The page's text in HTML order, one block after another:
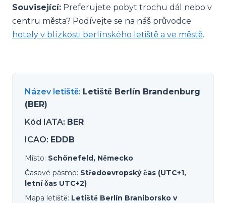
Související: Preferujete pobyt trochu dál nebo v
centru města? Podívejte se na náš průvodce
hotely v blízkosti berlínského letiště a ve městě.
Název letiště: Letiště Berlín Brandenburg
(BER)
Kód IATA: BER
ICAO: EDDB
Místo: Schönefeld, Německo
Časové pásmo: Středoevropský čas (UTC+1,
letní čas UTC+2)
Mapa letiště: Letiště Berlín Braniborsko v